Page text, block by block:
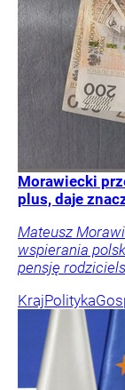
Morawiecki
plus, daje
Mateusz
wspierania
pensję
KrajPolityka